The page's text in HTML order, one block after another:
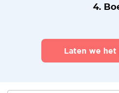
4.
Laten we